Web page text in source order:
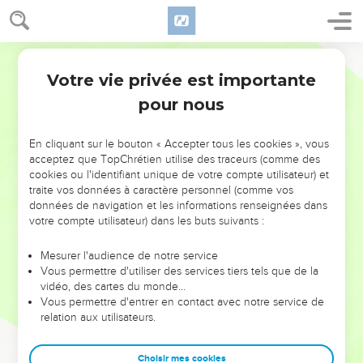
NE MANQUEZ PAS L’ÉVÉNEMENT
DE L’ANNÉE !
ET SI LEURS ERREURS POUVAIENT VOUS ÉVITER LES
VOTRES ?
leur foi ou leur vision. Mais on voit moins les doutes, les erreurs
et les saisons difficiles qu'ils ont traversés, alors même que ce
sont elles qui les ont façonnés.
Dans cette conférence, leaders, entrepreneurs, et responsables
clés pour avancer avec plus de sagesse afin que leurs erreurs
Votre vie privée est importante
pour nous
En cliquant sur le bouton « Accepter tous les cookies », vous
acceptez que TopChrétien utilise des traceurs (comme des
cookies ou l'identifiant unique de votre compte utilisateur) et
traite vos données à caractère personnel (comme vos
données de navigation et les informations renseignées dans
votre compte utilisateur) dans les buts suivants :
Mesurer l'audience de notre service
Vous permettre d'utiliser des services tiers tels que de la
vidéo, des cartes du monde…
Vous permettre d'entrer en contact avec notre service de
relation aux utilisateurs.
Choisir mes cookies